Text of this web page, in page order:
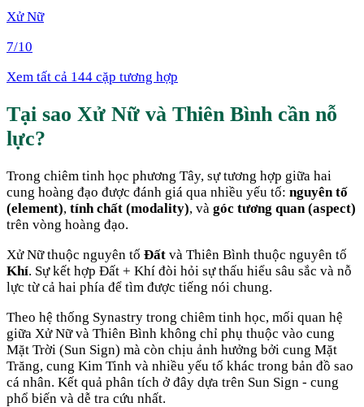
Xử Nữ
7/10
Xem tất cả 144 cặp tương hợp
Tại sao Xử Nữ và Thiên Bình cần nỗ
lực?
Trong chiêm tinh học phương Tây, sự tương hợp giữa hai
cung hoàng đạo được đánh giá qua nhiều yếu tố: nguyên tố
(element), tính chất (modality), và góc tương quan (aspect)
trên vòng hoàng đạo.
Xử Nữthuộc nguyên tố Đất và Thiên Bình thuộc nguyên tố
Khí. Sự kết hợp Đất + Khí đòi hỏi sự thấu hiểu sâu sắc và nỗ
lực từ cả hai phía để tìm được tiếng nói chung.
Theo hệ thống Synastry trong chiêm tinh học, mối quan hệ
giữa Xử Nữvà Thiên Bình không chỉ phụ thuộc vào cung
Mặt Trời (Sun Sign) mà còn chịu ảnh hưởng bởi cung Mặt
Trăng, cung Kim Tinh và nhiều yếu tố khác trong bản đồ sao
cá nhân. Kết quả phân tích ở đây dựa trên Sun Sign - cung
phổ biến và dễ tra cứu nhất.